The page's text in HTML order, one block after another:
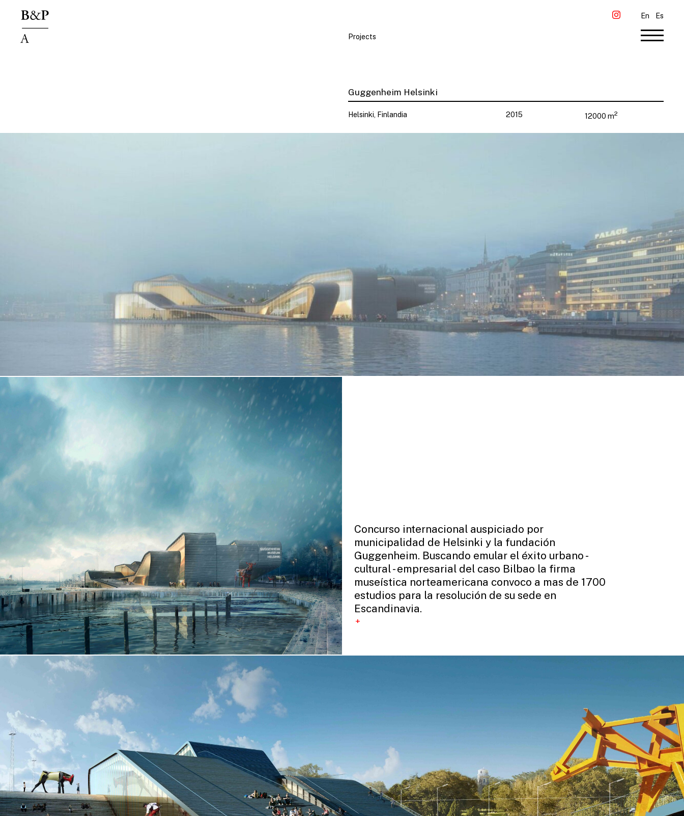
En Es
Projects
Guggenheim Helsinki
Helsinki, Finlandia 2015 12000 m2
Concurso internacional auspiciado por
municipalidad de Helsinki y la fundación
Guggenheim. Buscando emular el éxito urbano -
cultural - empresarial del caso Bilbao la firma
museística norteamericana convoco a mas de 1700
estudios para la resolución de su sede en
Escandinavia.
+